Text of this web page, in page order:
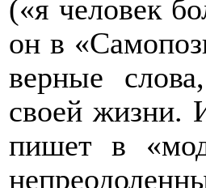
(«я человек
он в
верные
своей жизни.
пишет в